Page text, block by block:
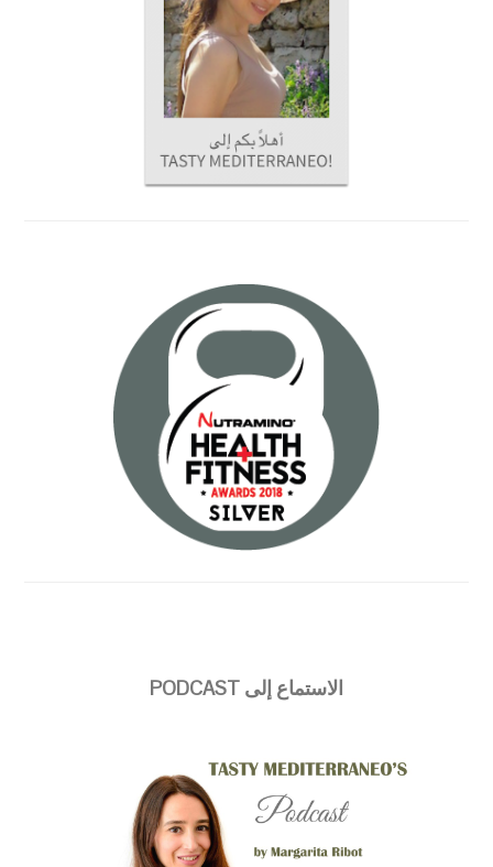
الاستماع إلى PODCAST